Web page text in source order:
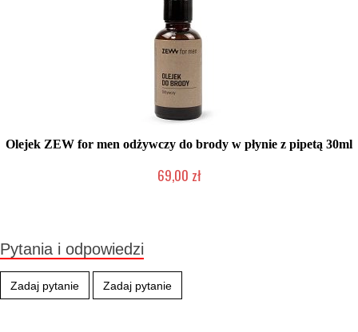
Olejek ZEW for men odżywczy do brody w płynie z pipetą 30ml
69,00 zł
Pytania i odpowiedzi
Zadaj pytanie Zadaj pytanie